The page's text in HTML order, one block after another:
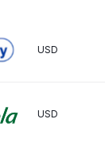
USD
USD